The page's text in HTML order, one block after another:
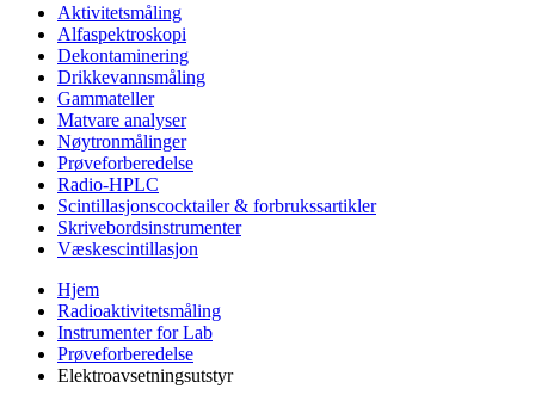
Aktivitetsmåling
Alfaspektroskopi
Dekontaminering
Drikkevannsmåling
Gammateller
Matvare analyser
Nøytronmålinger
Prøveforberedelse
Radio-HPLC
Scintillasjonscocktailer & forbrukssartikler
Skrivebordsinstrumenter
Væskescintillasjon
Hjem
Radioaktivitetsmåling
Instrumenter for Lab
Prøveforberedelse
Elektroavsetningsutstyr